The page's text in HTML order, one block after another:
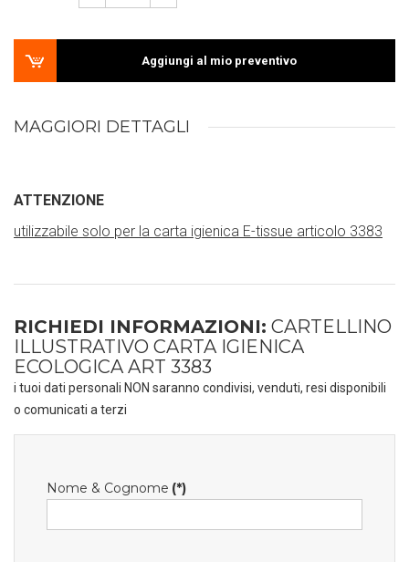
Aggiungi al mio preventivo
MAGGIORI DETTAGLI
ATTENZIONE
utilizzabile solo per la carta igienica E-tissue articolo 3383
RICHIEDI INFORMAZIONI: CARTELLINO
ILLUSTRATIVO CARTA IGIENICA
ECOLOGICA ART 3383
i tuoi dati personali NON saranno condivisi, venduti, resi disponibili
o comunicati a terzi
Nome & Cognome (*)